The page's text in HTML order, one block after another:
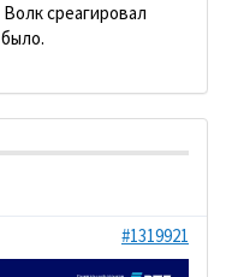
среагировал
#1319921